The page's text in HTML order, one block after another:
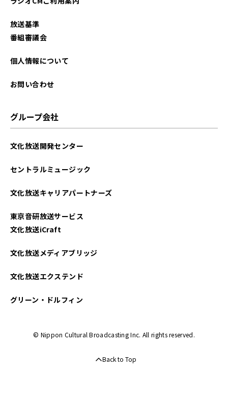
放送基準
番組審議会
個人情報について
お問い合わせ
グループ会社
文化放送開発センター
セントラルミュージック
文化放送キャリアパートナーズ
東京音研放送サービス
文化放送iCraft
文化放送メディアブリッジ
文化放送エクステンド
グリーン・ドルフィン
© Nippon Cultural Broadcasting Inc. All rights reserved.
Back to Top